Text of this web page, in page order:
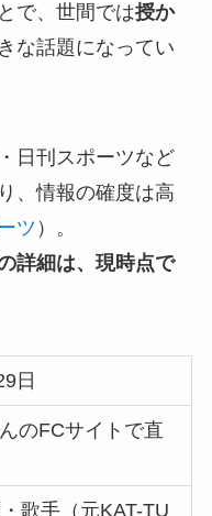
で、世間では授か
な話題になってい
日刊スポーツなど
、情報の確度は高
ツ ）。
詳細は、現時点で
日
のFCサイトで直
歌手（元KAT-TU